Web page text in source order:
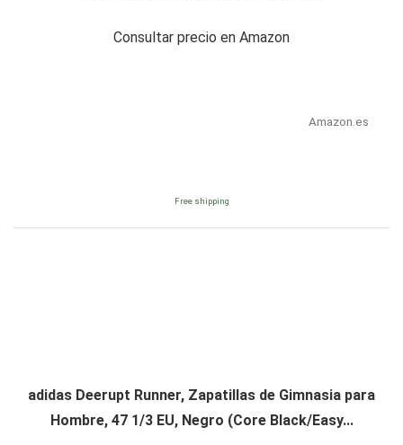
Consultar precio en Amazon
Amazon.es
Free shipping
adidas Deerupt Runner, Zapatillas de Gimnasia para
Hombre, 47 1/3 EU, Negro (Core Black/Easy...